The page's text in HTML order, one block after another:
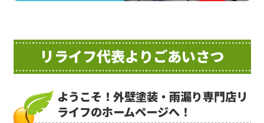
リライフ代表よりごあいさつ
ようこそ！外壁塗装・雨漏り専門店リ
ライフのホームページへ！